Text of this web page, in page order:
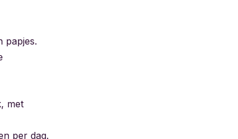
papjes.
met
per dag.